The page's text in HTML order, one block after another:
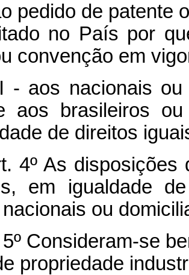
pedido de patente
no País por
convenção em
- aos nacionais
aos brasileiros
de direitos
4º As
em igualdade
ou
Consideram-se
propriedade